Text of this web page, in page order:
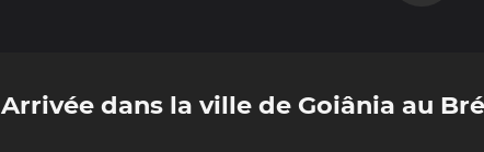
Arrivée dans la ville de Goiânia au